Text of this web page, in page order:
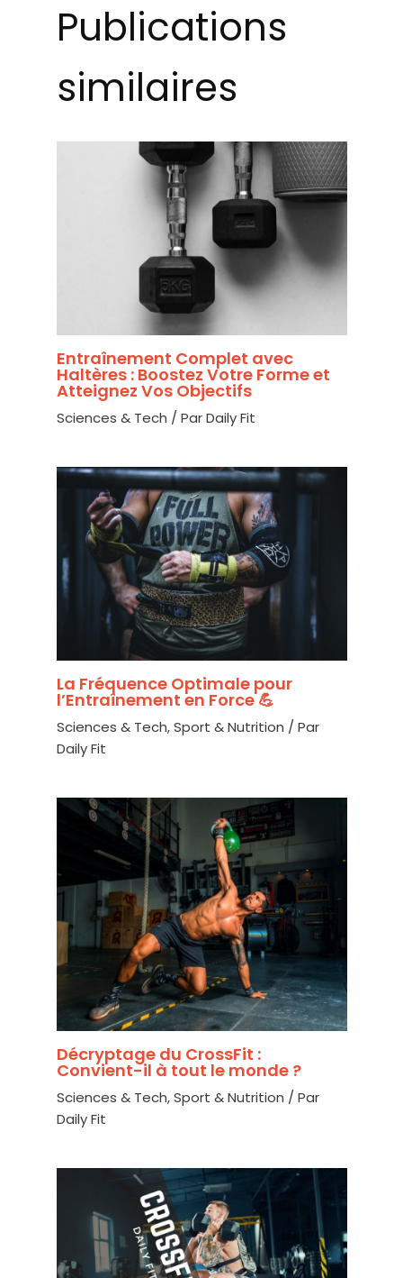
Publications
similaires
Entraînement Complet avec
Haltères : Boostez Votre Forme et
Atteignez Vos Objectifs
Sciences & Tech / ParDaily Fit
La Fréquence Optimale pour
l’Entraînement en Force 💪
Sciences & Tech,Sport & Nutrition / Par
Daily Fit
Décryptage du CrossFit :
Convient-il à tout le monde ?
Sciences & Tech,Sport & Nutrition / Par
Daily Fit